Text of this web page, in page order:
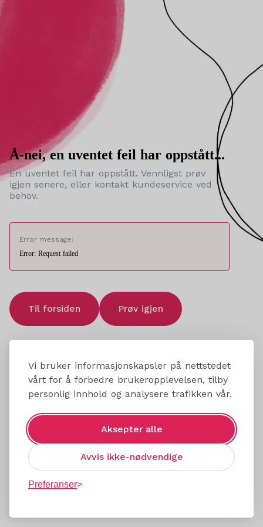
Vi bruker informasjonskapsler på nettstedet
vårt for å forbedre brukeropplevelsen, tilby
personlig innhold og analysere trafikken vår.
Aksepter alle
Avvis ikke-nødvendige
Preferanser
Å-nei, en uventet feil har oppstått...
En uventet feil har oppstått. Vennligst prøv
igjen senere, eller kontakt kundeservice ved
behov.
Error message:
Error: Request failed
Til forsiden Prøv igjen